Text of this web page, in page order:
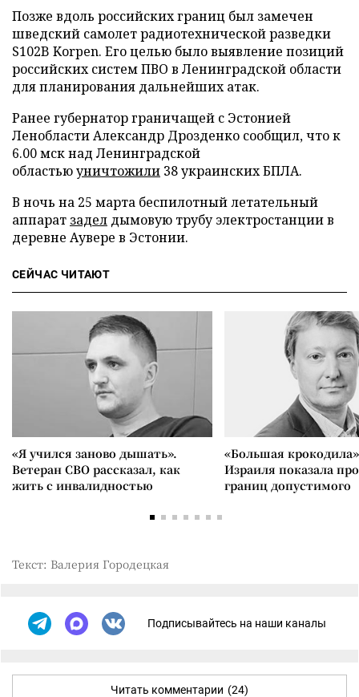
Позже вдоль российских границ был замечен
шведский самолет радиотехнической разведки
S102B Korpen. Его целью было выявление позиций
российских систем ПВО в Ленинградской области
для планирования дальнейших атак.
Ранее губернатор граничащей с Эстонией
Ленобласти Александр Дрозденко сообщил, что к
6.00 мск над Ленинградской
областьюуничтожили 38 украинских БПЛА.
В ночь на 25 марта беспилотный летательный
аппарат задел дымовую трубу электростанции в
деревне Аувере в Эстонии.
СЕЙЧАС ЧИТАЮТ
«Я учился заново дышать».
Ветеран СВО рассказал, как
жить с инвалидностью
«Большая
Израиля показала
границ допустимого
Текст: Валерия Городецкая
Подписывайтесь на наши каналы
Читать комментарии (24)